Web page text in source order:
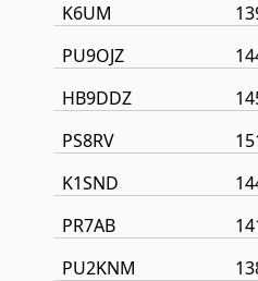
K6UM
PU9OJZ
HB9DDZ
PS8RV
K1SND
PR7AB
PU2KNM